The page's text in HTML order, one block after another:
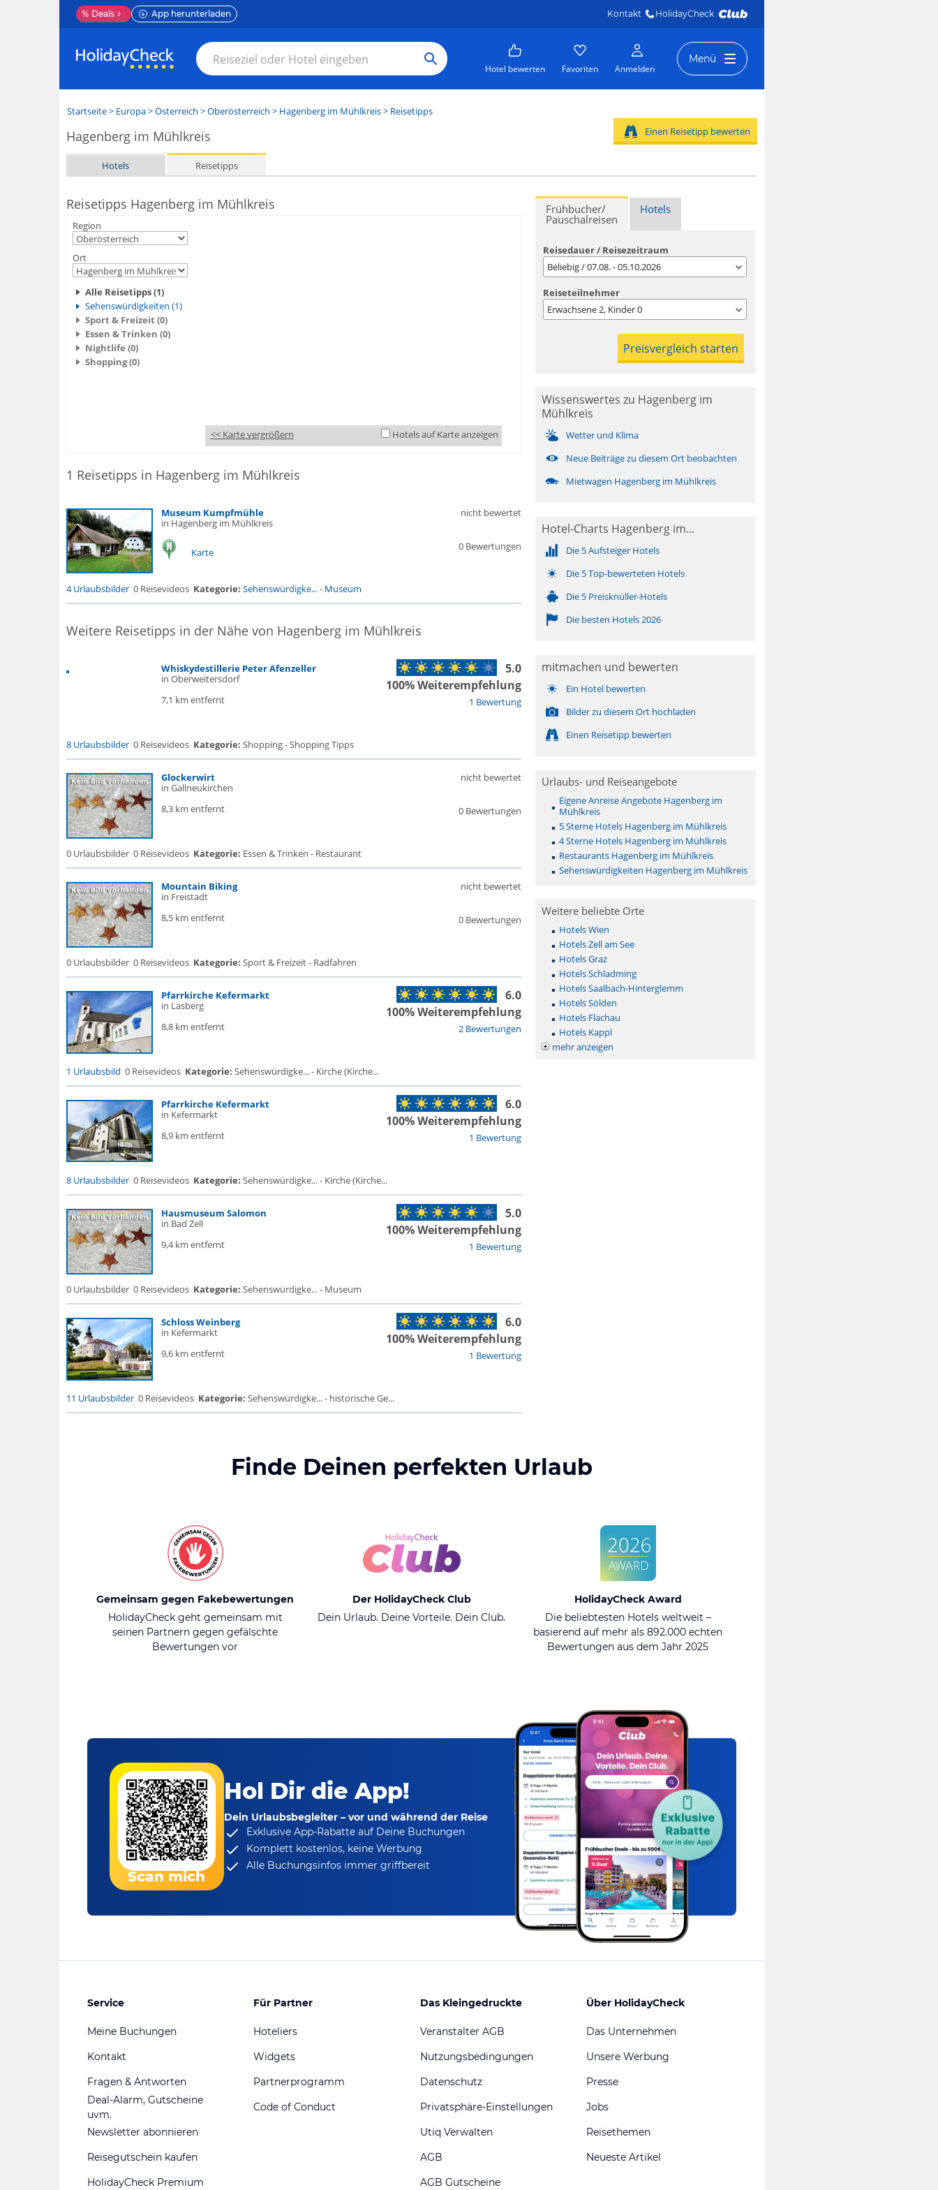
% Deals App herunterladen Kontakt HolidayCheck
Hotel bewerten Favoriten Anmelden
Menü
Startseite> Europa>Österreich >Oberösterreich > Hagenberg im Mühlkreis> Reisetipps
Hagenberg im Mühlkreis
Hotels Reisetipps
Einen Reisetipp bewerten
Reisetipps Hagenberg im Mühlkreis
Region
Ort
Alle Reisetipps (1)
Sehenswürdigkeiten (1)
Sport & Freizeit (0)
Essen & Trinken (0)
Nightlife (0)
Shopping (0)
<< Karte vergrößern Hotels auf Karte anzeigen
1 Reisetipps in Hagenberg im Mühlkreis
Museum Kumpfmühle
in Hagenberg im Mühlkreis
Karte 0 Bewertungen
nicht bewertet
4 Urlaubsbilder 0 Reisevideos Kategorie: Sehenswürdigke...- Museum
Weitere Reisetipps in der Nähe von Hagenberg im Mühlkreis
Whiskydestillerie Peter Afenzeller
in Oberweitersdorf
7,1 km entfernt
1 Bewertung
5.0
100% Weiterempfehlung
8 Urlaubsbilder 0 Reisevideos Kategorie: Shopping - Shopping Tipps
Glockerwirt
in Gallneukirchen
8,3 km entfernt
0 Bewertungen
nicht bewertet
0 Urlaubsbilder 0 Reisevideos Kategorie: Essen & Trinken - Restaurant
Mountain Biking
in Freistadt
8,5 km entfernt
0 Bewertungen
nicht bewertet
0 Urlaubsbilder 0 Reisevideos Kategorie: Sport & Freizeit - Radfahren
Pfarrkirche Kefermarkt
in Lasberg
8,8 km entfernt
2 Bewertungen
6.0
100% Weiterempfehlung
1 Urlaubsbild 0 Reisevideos Kategorie: Sehenswürdigke... - Kirche (Kirche...
Pfarrkirche Kefermarkt
in Kefermarkt
8,9 km entfernt
1 Bewertung
6.0
100% Weiterempfehlung
8 Urlaubsbilder 0 Reisevideos Kategorie: Sehenswürdigke... - Kirche (Kirche...
Hausmuseum Salomon
in Bad Zell
9,4 km entfernt
1 Bewertung
5.0
100% Weiterempfehlung
0 Urlaubsbilder 0 Reisevideos Kategorie: Sehenswürdigke... - Museum
Schloss Weinberg
in Kefermarkt
9,6 km entfernt
1 Bewertung
6.0
100% Weiterempfehlung
11 Urlaubsbilder 0 Reisevideos Kategorie: Sehenswürdigke... - historische Ge...
Frühbucher/
Pauschalreisen
Hotels
Reisedauer / Reisezeitraum
Beliebig / 07.08. - 05.10.2026
Reiseteilnehmer
Erwachsene2, Kinder0
Wissenswertes zu Hagenberg im
Mühlkreis
Wetter und Klima
Neue Beiträge zu diesem Ort beobachten
Mietwagen Hagenberg im Mühlkreis
Hotel-Charts Hagenberg im...
Die 5 Aufsteiger Hotels
Die 5 Top-bewerteten Hotels
Die 5 Preisknüller-Hotels
Die besten Hotels 2026
mitmachen und bewerten
Ein Hotel bewerten
Bilder zu diesem Ort hochladen
Einen Reisetipp bewerten
Urlaubs- und Reiseangebote
Eigene Anreise Angebote Hagenberg im
Mühlkreis
5 Sterne Hotels Hagenberg im Mühlkreis
4 Sterne Hotels Hagenberg im Mühlkreis
Restaurants Hagenberg im Mühlkreis
Sehenswürdigkeiten Hagenberg im Mühlkreis
Weitere beliebte Orte
Hotels Wien
Hotels Zell am See
Hotels Graz
Hotels Schladming
Hotels Saalbach-Hinterglemm
Hotels Sölden
Hotels Flachau
Hotels Kappl
mehr anzeigen
Finde Deinen perfekten Urlaub
Gemeinsam gegen Fakebewertungen
HolidayCheck geht gemeinsam mit
seinen Partnern gegen gefälschte
Bewertungen vor
Der HolidayCheck Club
Dein Urlaub. Deine Vorteile. Dein Club.
HolidayCheck Award
Die beliebtesten Hotels weltweit –
basierend auf mehr als 892.000 echten
Bewertungen aus dem Jahr 2025
Scan mich
Hol Dir die App!
Dein Urlaubsbegleiter – vor und während der Reise
Exklusive App-Rabatteauf Deine Buchungen
Komplett kostenlos, keine Werbung
Alle Buchungsinfos immer griffbereit
Service
Meine Buchungen
Kontakt
Fragen & Antworten
Deal-Alarm, Gutscheine
uvm.
Newsletter abonnieren
Reisegutschein kaufen
HolidayCheck Premium
Für Partner
Hoteliers
Widgets
Partnerprogramm
Code of Conduct
Das Kleingedruckte
Veranstalter AGB
Nutzungsbedingungen
Datenschutz
Privatsphäre-Einstellungen
Utiq Verwalten
AGB
AGB Gutscheine
Über HolidayCheck
Das Unternehmen
Unsere Werbung
Presse
Jobs
Reisethemen
Neueste Artikel